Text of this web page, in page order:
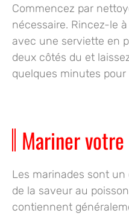
Commencez par
nécessaire. Rincez-le
avec une serviette en
deux côtés du et
quelques minutes pour
Mariner
Les marinades sont un
de la saveur au
contiennent